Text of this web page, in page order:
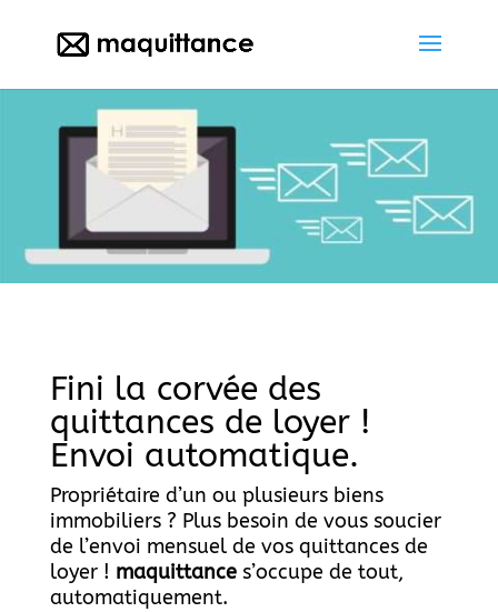
Fini la corvée des
quittances de loyer !
Envoi automatique.
Propriétaire d’un ou plusieurs biens
immobiliers ? Plus besoin de vous soucier
de l’envoi mensuel de vos quittances de
loyer ! maquittances’occupe de tout,
automatiquement.